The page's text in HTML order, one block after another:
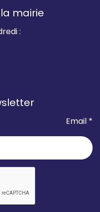
mairie
:
Email *